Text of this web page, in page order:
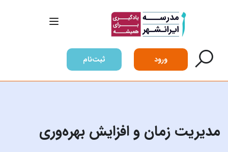
ورود ثبت‌نام
مدیریت زمان و افزایش بهره‌وری